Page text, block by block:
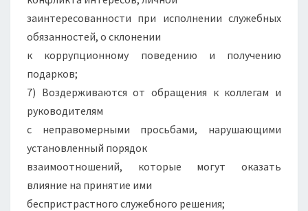
заинтересованности при исполнении служебных
обязанностей, о склонении
к коррупционному поведению и получению
подарков;
7) Воздерживаются от обращения к коллегам и
руководителям
с неправомерными просьбами, нарушающими
установленный порядок
взаимоотношений, которые могут оказать
влияние на принятие ими
беспристрастного служебного решения;